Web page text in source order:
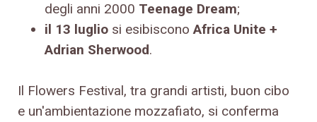
degli anni 2000 Teenage Dream;
il 13 luglio si esibisconoAfrica Unite +
Adrian Sherwood.
Il Flowers Festival, tra grandi artisti, buon cibo
e un'ambientazione mozzafiato, si conferma